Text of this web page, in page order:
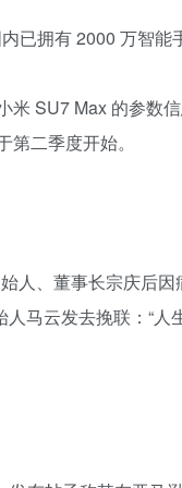
已拥有 2000 万智能
SU7 Max 的参数
二季度开始。
人、董事长宗庆后
马云发去挽联：“人